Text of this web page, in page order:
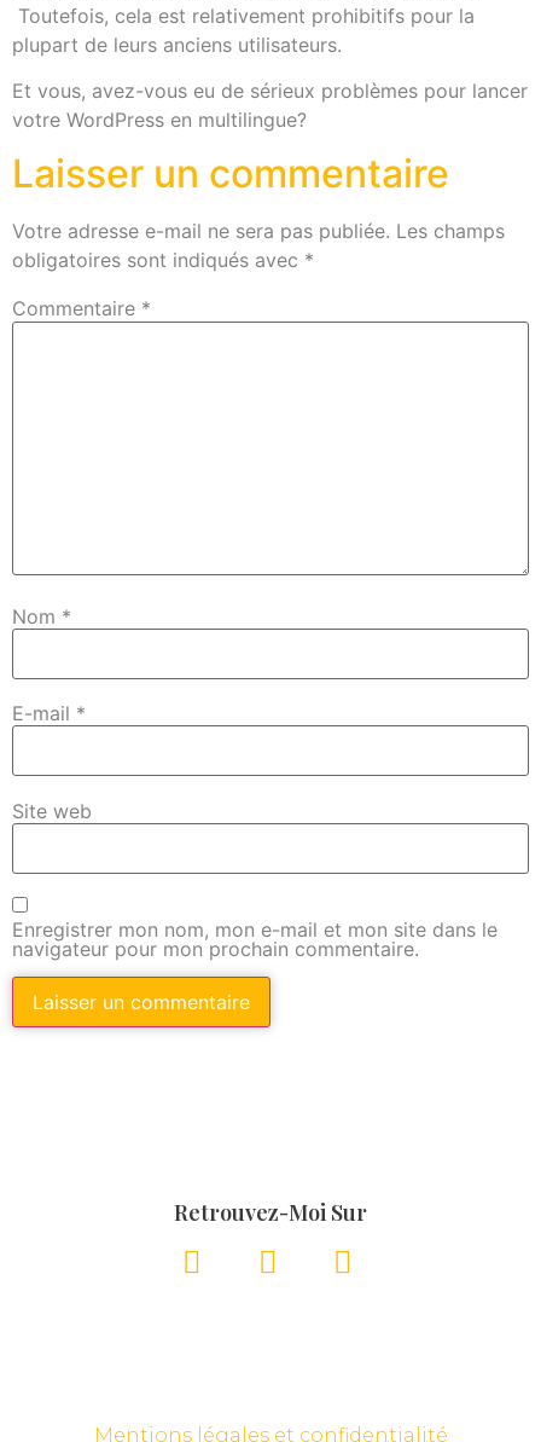
Toutefois, cela est relativement prohibitifs pour la
plupart de leurs anciens utilisateurs.
Et vous, avez-vous eu de sérieux problèmes pour lancer
votre WordPress en multilingue?
Laisser un commentaire
Votre adresse e-mail ne sera pas publiée. Les champs
obligatoires sont indiqués avec *
Commentaire *
Nom *
E-mail *
Site web
Enregistrer mon nom, mon e-mail et mon site dans le
navigateur pour mon prochain commentaire.
Retrouvez-Moi Sur
Mentions légales et confidentialité